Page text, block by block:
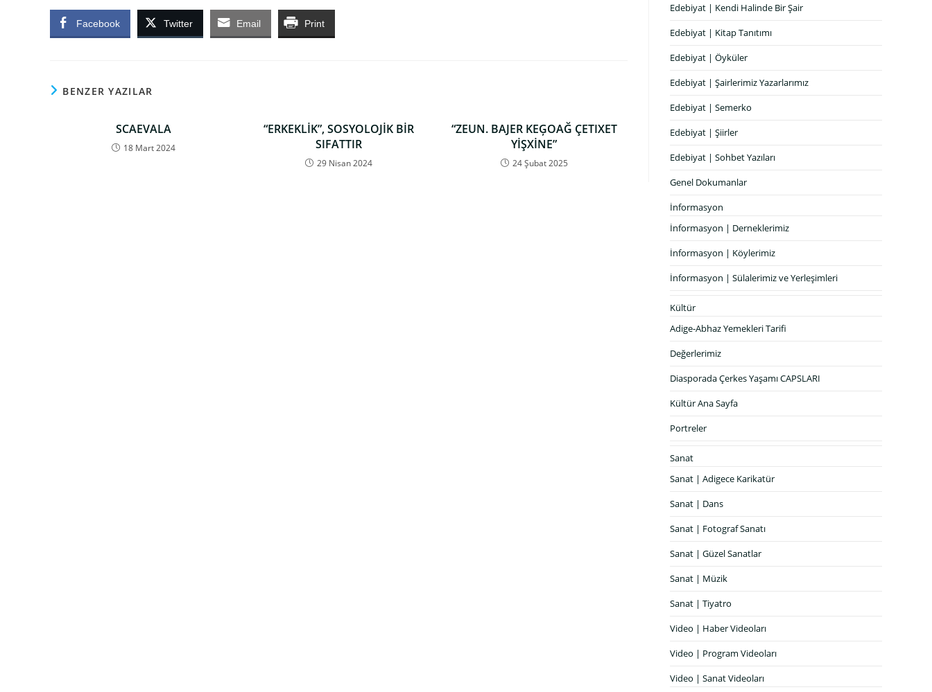
Facebook Twitter Email Print
BENZER YAZILAR
SCAEVALA
18 Mart 2024
“ERKEKLİK”, SOSYOLOJİK BİR
SIFATTIR
29 Nisan 2024
“ZEUN. BAJER KEĢOAĞ ÇETIXET
YİŞXİNE”
24 Şubat 2025
Edebiyat | Kendi Halinde Bir Şair
Edebiyat | Kitap Tanıtımı
Edebiyat | Öyküler
Edebiyat | Şairlerimiz Yazarlarımız
Edebiyat | Semerko
Edebiyat | Şiirler
Edebiyat | Sohbet Yazıları
Genel Dokumanlar
İnformasyon
İnformasyon | Derneklerimiz
İnformasyon | Köylerimiz
İnformasyon | Sülalerimiz ve Yerleşimleri
Kültür
Adige-Abhaz Yemekleri Tarifi
Değerlerimiz
Diasporada Çerkes Yaşamı CAPSLARI
Kültür Ana Sayfa
Portreler
Sanat
Sanat | Adigece Karikatür
Sanat | Dans
Sanat | Fotograf Sanatı
Sanat | Güzel Sanatlar
Sanat | Müzik
Sanat | Tiyatro
Video | Haber Videoları
Video | Program Videoları
Video | Sanat Videoları